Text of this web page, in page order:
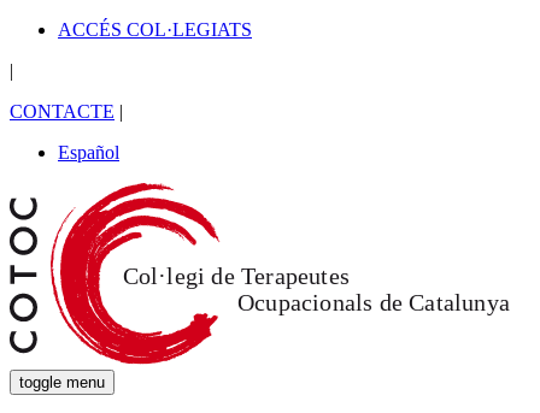
ACCÉS COL·LEGIATS
|
CONTACTE |
Español
toggle menu